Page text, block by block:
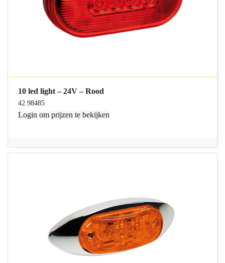
10 led light – 24V – Rood
42.98485
Login om prijzen te bekijken